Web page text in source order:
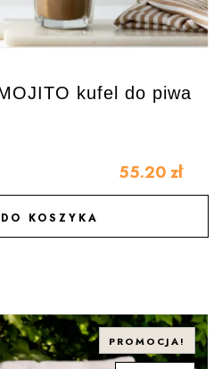
kufel do piwa
55.20 zł
KOSZYKA
ULUBIONYCH
PROMOCJA!